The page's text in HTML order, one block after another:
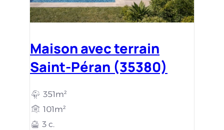
Maison avec terrain
Saint-Péran (35380)
351m²
101m²
3 c.